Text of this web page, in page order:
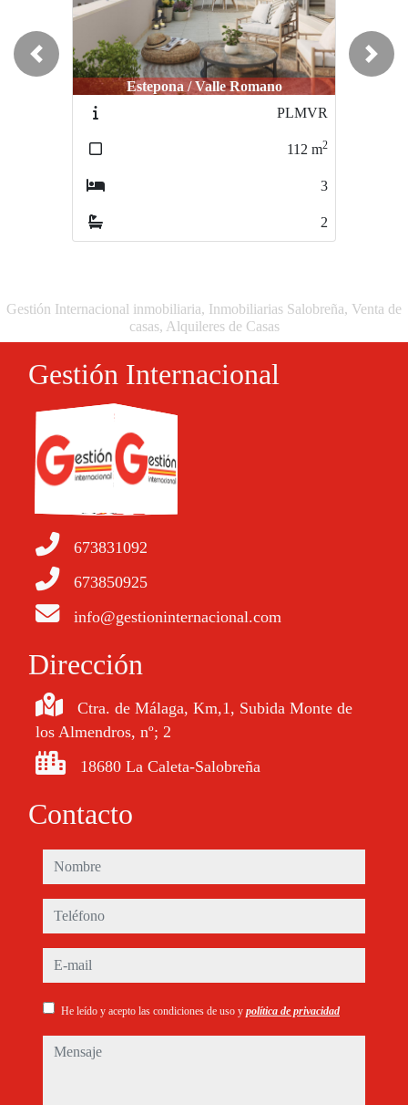
Torremolinos / Pinillo
IDEPLMTB
185m2
3
2
Previous Next
Gestión Internacional inmobiliaria, Inmobiliarias Salobreña, Venta de
casas, Alquileres de Casas
Gestión Internacional
673831092
673850925
info@gestioninternacional.com
Dirección
Ctra. de Málaga, Km,1, Subida Monte de
los Almendros, nº; 2
18680 La Caleta-Salobreña
Contacto
nombre
teléfono
e-mail
He leído y acepto las condiciones de uso y política de privacidad
mensaje